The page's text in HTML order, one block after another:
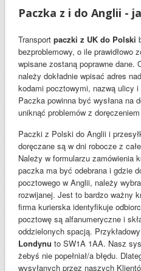
Paczka z i do Anglii -
Transport paczki z UK do Polski
bezproblemowy, o ile prawidłowo
wpisane zostaną poprawne dane.
należy dokładnie wpisać adres
kodami pocztowymi, nazwą ulicy
Paczka powinna być wysłana na
uniknąć problemów z
Paczki z Polski do Anglii i
doręczane są w dni robocze z
Należy w formularzu zamówienia
paczka ma być odebrana i gdzie
pocztowego w Anglii, należy
rozwijanej. Jest to bardzo ważny
firma kurierska identyfikuje
pocztowę są alfanumeryczne i
oddzielonych spacją.
Londynu to SW1A 1AA. Nasz
żebyś nie popełniał/a błędu.
wysyłanych przez naszych